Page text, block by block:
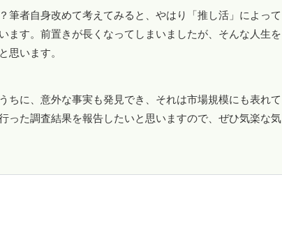
筆者自身改めて考えてみると、やはり「推し活」によって
ます。前置きが長くなってしまいましたが、そんな人生を
思います。
ちに、意外な事実も発見でき、それは市場規模にも表れて
った調査結果を報告したいと思いますので、ぜひ気楽な気